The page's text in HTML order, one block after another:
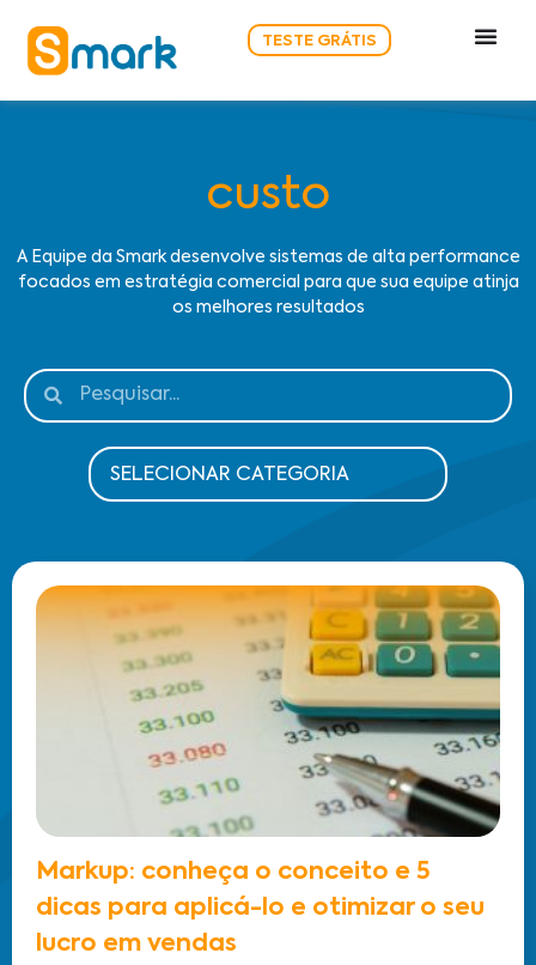
TESTE GRÁTIS
custo
A Equipe da Smark desenvolve sistemas de alta performance
focados em estratégia comercial para que sua equipe atinja
os melhores resultados
Markup: conheça o conceito e 5
dicas para aplicá-lo e otimizar o seu
lucro em vendas